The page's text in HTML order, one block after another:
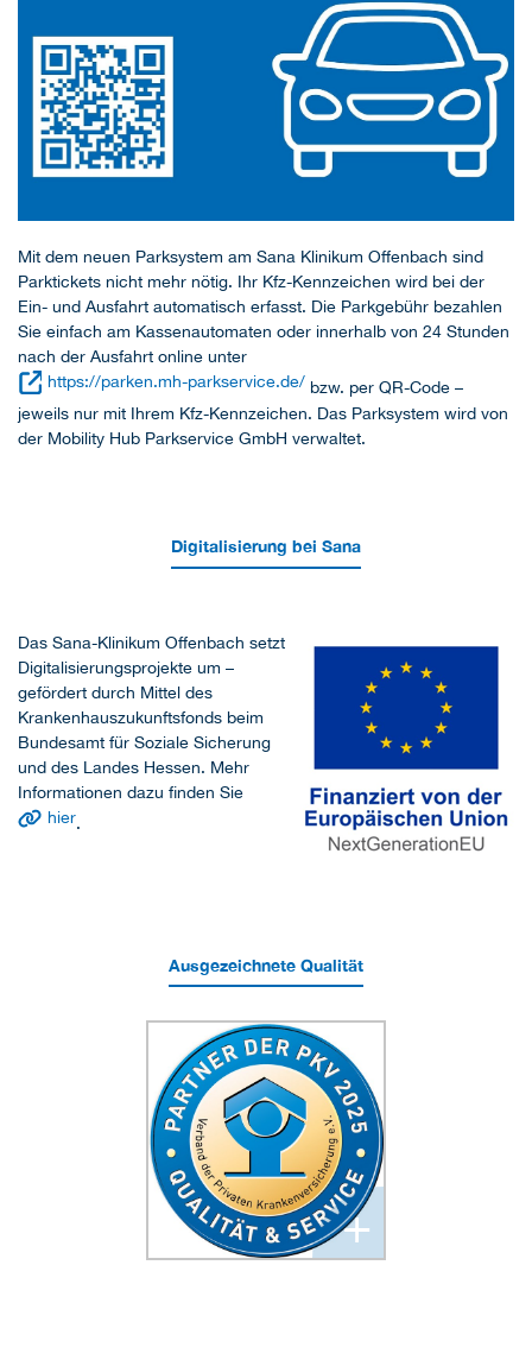
Mit dem neuen Parksystem am Sana Klinikum Offenbach sind
Parktickets nicht mehr nötig. Ihr Kfz-Kennzeichen wird bei der
Ein- und Ausfahrt automatisch erfasst. Die Parkgebühr bezahlen
Sie einfach am Kassenautomaten oder innerhalb von 24 Stunden
nach der Ausfahrt online unter
https://parken.mh-parkservice.de/ bzw. per QR-Code –
jeweils nur mit Ihrem Kfz-Kennzeichen. Das Parksystem wird von
der Mobility Hub Parkservice GmbH verwaltet.
Digitalisierung bei Sana
Das Sana-Klinikum Offenbach setzt
Digitalisierungsprojekte um –
gefördert durch Mittel des
Krankenhauszukunftsfonds beim
Bundesamt für Soziale Sicherung
und des Landes Hessen. Mehr
Informationen dazu finden Sie
hier.
Ausgezeichnete Qualität
+